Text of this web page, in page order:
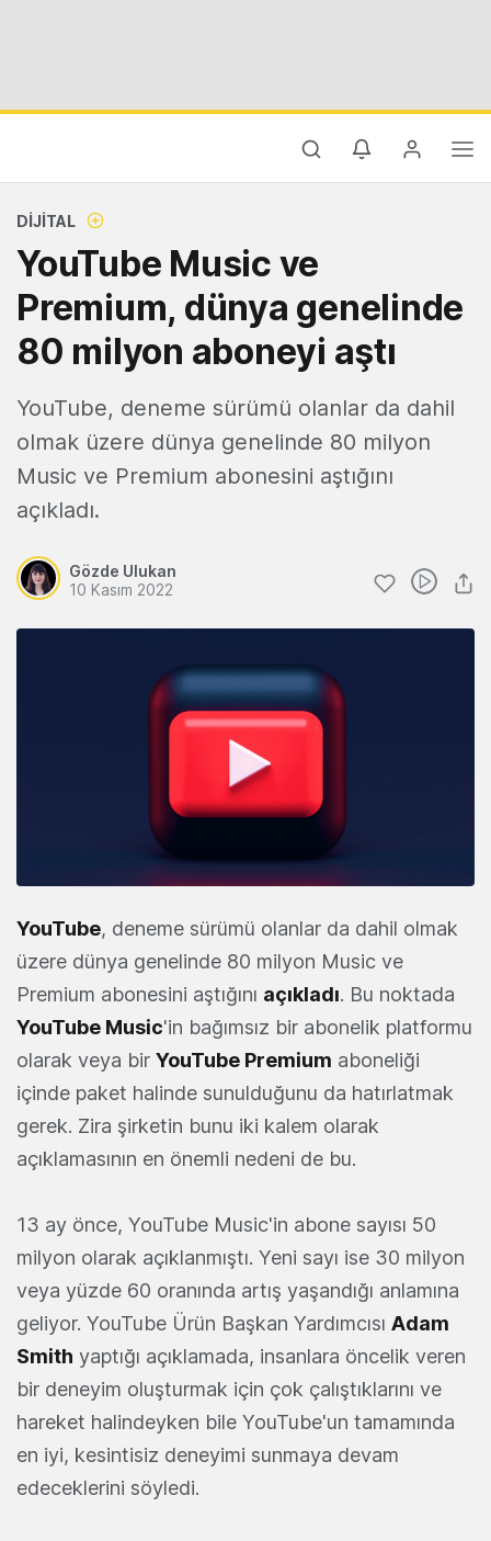
DIJITAL
YouTube Music ve
Premium, dünya genelinde
80 milyon aboneyi aştı
YouTube, deneme sürümü olanlar da dahil
olmak üzere dünya genelinde 80 milyon
Music ve Premium abonesini aştığını
açıkladı.
Gözde Ulukan
10 Kasım 2022
YouTube, deneme sürümü olanlar da dahil olmak
üzere dünya genelinde 80 milyon Music ve
Premium abonesini aştığını açıkladı. Bu noktada
YouTube Music'in bağımsız bir abonelik platformu
olarak veya bir YouTube Premium aboneliği
içinde paket halinde sunulduğunu da hatırlatmak
gerek. Zira şirketin bunu iki kalem olarak
açıklamasının en önemli nedeni de bu.
13 ay önce, YouTube Music'in abone sayısı 50
milyon olarak açıklanmıştı. Yeni sayı ise 30 milyon
veya yüzde 60 oranında artış yaşandığı anlamına
geliyor. YouTube Ürün Başkan Yardımcısı Adam
Smith yaptığı açıklamada, insanlara öncelik veren
bir deneyim oluşturmak için çok çalıştıklarını ve
hareket halindeyken bile YouTube'un tamamında
en iyi, kesintisiz deneyimi sunmaya devam
edeceklerini söyledi.